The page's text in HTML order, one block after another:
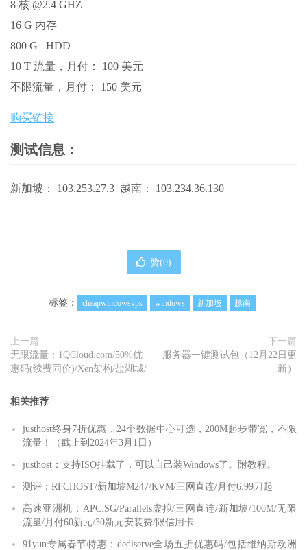
8 核 @2.4 GHZ
16 G 内存
800 G HDD
10 T 流量，月付： 100 美元
不限流量，月付： 150 美元
购买链接
测试信息：
新加坡： 103.253.27.3 越南： 103.234.36.130
赞(0)
标签： cheapwindowsvps windows 新加坡 越南
上一篇
无限流量：1QCloud.com/50%优
惠码(续费同价)/Xen架构/盐湖城/
下一篇
服务器一键测试包（12月22日更
新）
相关推荐
justhost终身7折优惠，24个数据中心可选，200M起步带宽，不限
流量！（截止到2024年3月1日）
justhost：支持ISO挂载了，可以自己装Windows了。附教程。
测评：RFCHOST/新加坡M247/KVM/三网直连/月付6.99刀起
高速亚洲机：APC.SG/Parallels虚拟/三网直连/新加坡/100M/无限
流量/月付60新元/30新元安装费/限信用卡
91yun专属春节特惠：dediserve全场五折优惠码/包括维纳斯欧洲